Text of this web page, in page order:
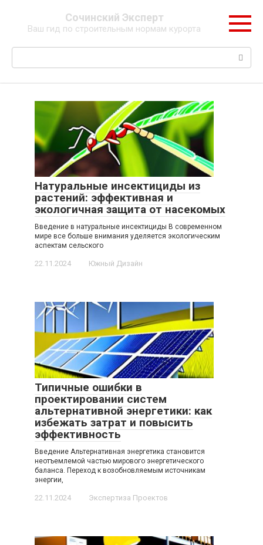
контенту
Сочинский Эксперт
Ваш гид по строительным нормам курорта
Поиск:
Натуральные инсектициды из
растений: эффективная и
экологичная защита от насекомых
Введение в натуральные инсектициды В современном
мире все больше внимания уделяется экологическим
аспектам сельского
22.11.2024 Южный Дизайн
Типичные ошибки в
проектировании систем
альтернативной энергетики: как
избежать затрат и повысить
эффективность
Введение Альтернативная энергетика становится
неотъемлемой частью мирового энергетического
баланса. Переход к возобновляемым источникам
энергии,
22.11.2024 Экспертиза Проектов